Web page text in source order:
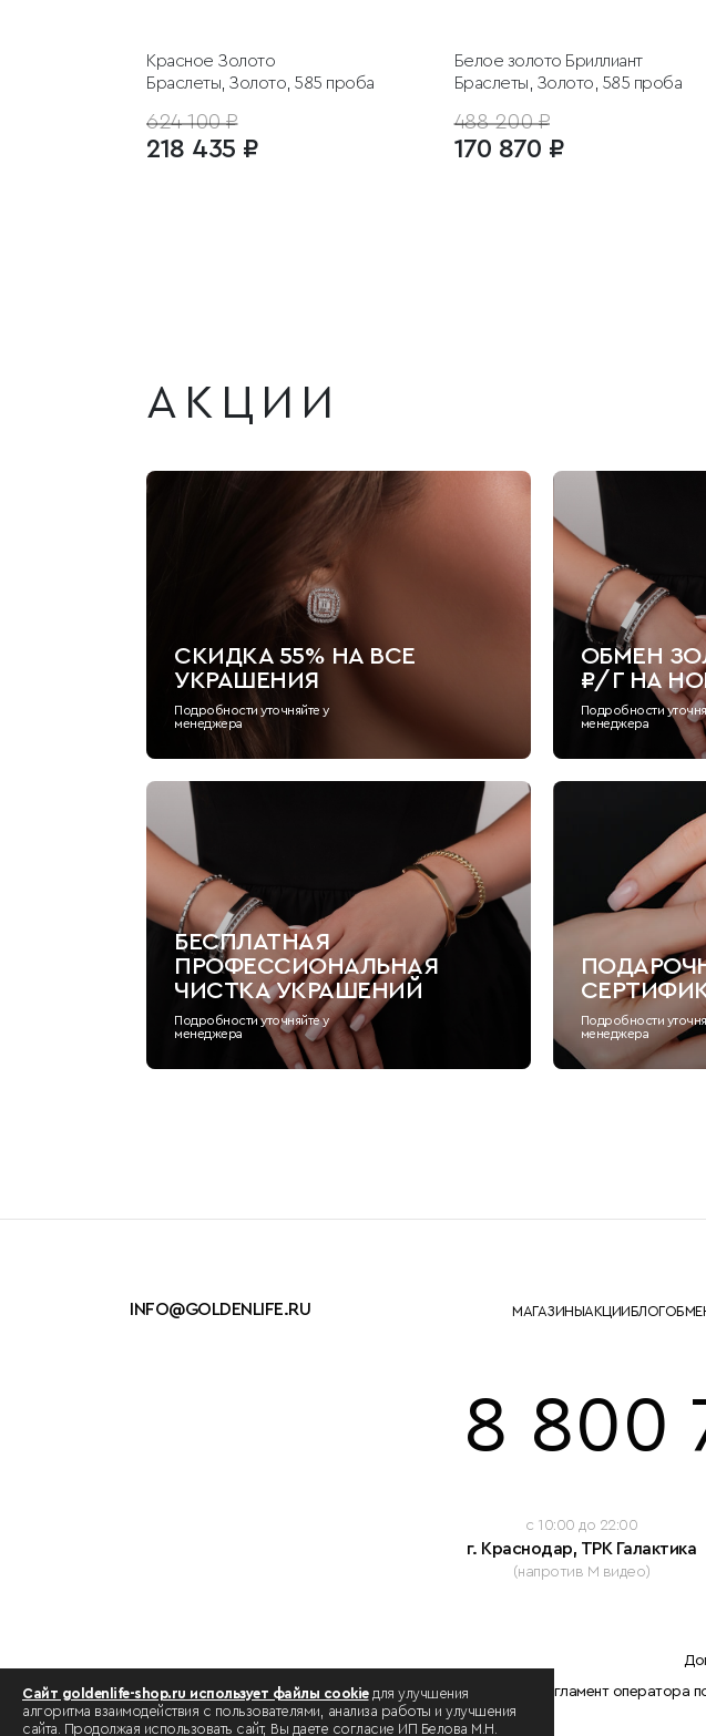
Красное Золото
Браслеты, Золото, 585 проба
624 100 ₽
218 435 ₽
Белое золото Бриллиант
Браслеты, Золото, 585 проба
488 200 ₽
170 870 ₽
АКЦИИ
СКИДКА 55% НА ВСЕ
УКРАШЕНИЯ
Подробности уточняйте у
менеджера
ОБМЕН
₽/Г НА
Подробности
менеджера
БЕСПЛАТНАЯ
ПРОФЕССИОНАЛЬНАЯ
ЧИСТКА УКРАШЕНИЙ
Подробности уточняйте у
менеджера
Подробности
менеджера
INFO@GOLDENLIFE.RU МАГАЗИНЫАКЦИИБЛОГ
8 800
c 10:00 до 22:00
г. Краснодар, ТРК Галактика
(напротив М видео)
Регламент оператора
Сайт goldenlife-shop.ru использует файлы cookieдля улучшения
алгоритма взаимодействия с пользователями, анализа работы и улучшения
сайта. Продолжая использовать сайт, Вы даете согласие ИП Белова М.Н.